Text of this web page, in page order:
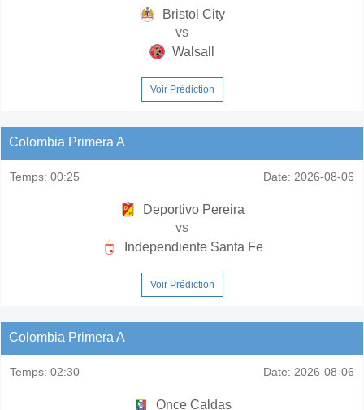
Bristol City
vs
Walsall
Voir Prédiction
Colombia Primera A
Temps: 00:25 Date: 2026-08-06
Deportivo Pereira
vs
Independiente Santa Fe
Voir Prédiction
Colombia Primera A
Temps: 02:30 Date: 2026-08-06
Once Caldas